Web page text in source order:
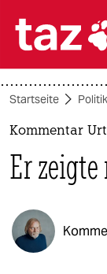

politik
öko
gesellschaft
Startseite Politik
Kommentar
Er